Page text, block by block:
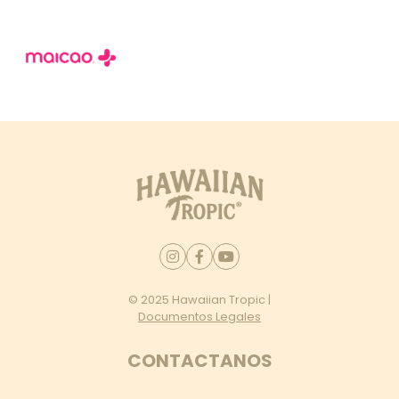
© 2025 Hawaiian Tropic |
Documentos Legales
CONTACTANOS